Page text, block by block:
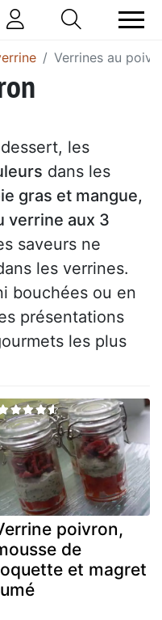
Verrines au
les
dans les
gras et mangue,
verrine aux 3
saveurs ne
les verrines.
bouchées ou en
présentations
les plus
poivron,
de
et magret